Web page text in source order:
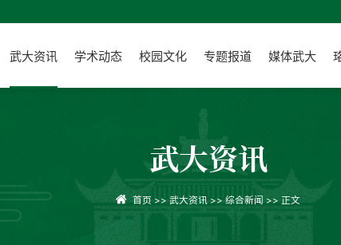
武大资讯 学术动态 校园文化 专题报道 媒体武大
武大资讯
首页 >>武大资讯 >>综合新闻 >> 正文